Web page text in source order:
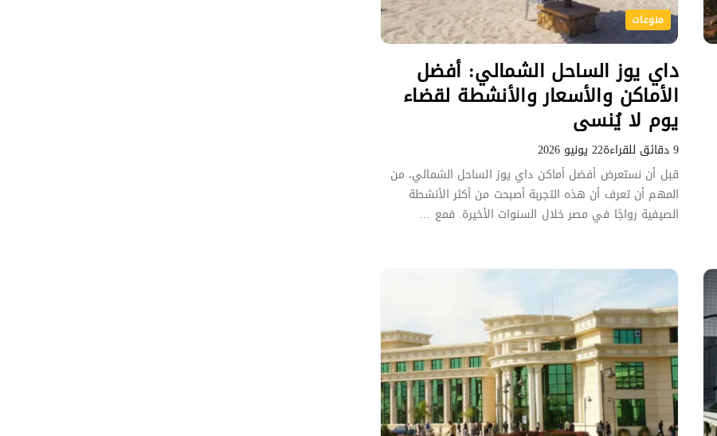
منوعات
داي يوز الساحل الشمالي: أفضل
الأماكن والأسعار والأنشطة لقضاء
يوم لا يُنسى
9 دقائق للقراءة
22 يونيو 2026
قبل أن نستعرض أفضل أماكن داي يوز الساحل الشمالي، من
المهم أن تعرف أن هذه التجربة أصبحت من أكثر الأنشطة
الصيفية رواجًا في مصر خلال السنوات الأخيرة. فمع …